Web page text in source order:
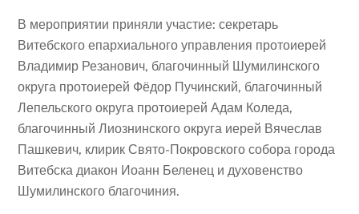
В мероприятии приняли участие: секретарь
Витебского епархиального управления протоиерей
Владимир Резанович, благочинный Шумилинского
округа протоиерей Фёдор Пучинский, благочинный
Лепельского округа протоиерей Адам Коледа,
благочинный Лиознинского округа иерей Вячеслав
Пашкевич, клирик Свято-Покровского собора города
Витебска диакон Иоанн Беленец и духовенство
Шумилинского благочиния.